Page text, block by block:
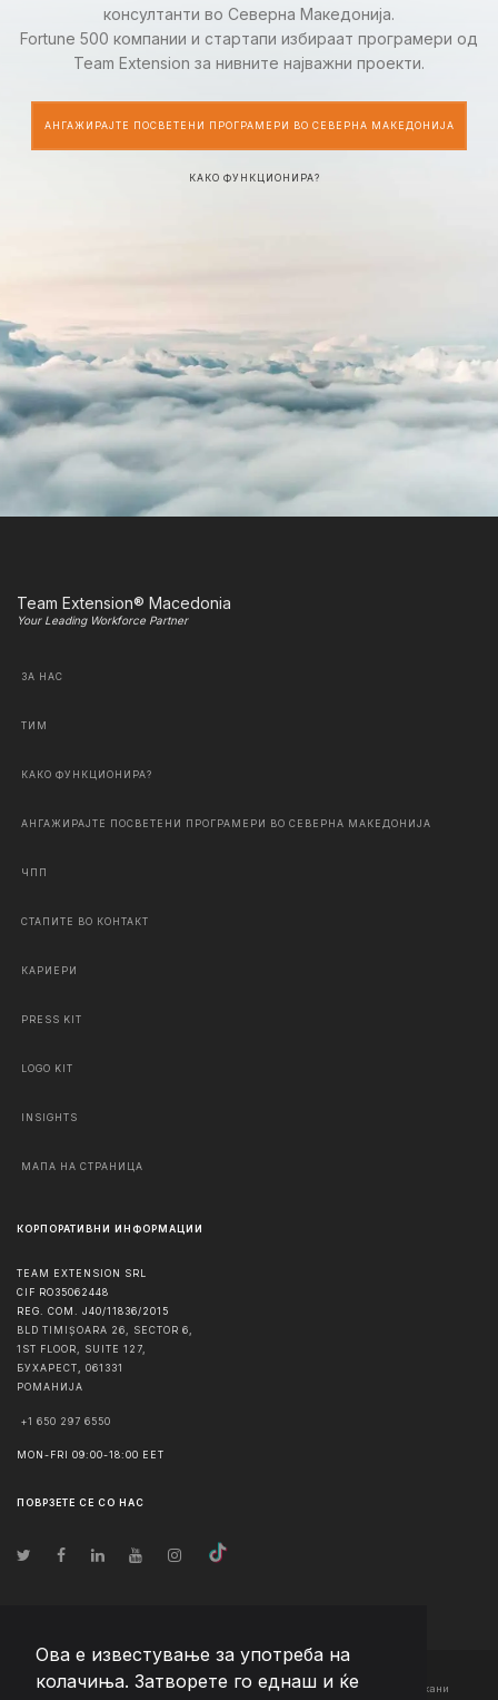
Ова е известување за употреба на
колачиња. Затворете го еднаш и ќе
консултанти во Северна Македонија.
Fortune 500 компании и стартапи избираат програмери од
Team Extension за нивните најважни проекти.
АНГАЖИРАЈТЕ ПОСВЕТЕНИ ПРОГРАМЕРИ ВО СЕВЕРНА МАКЕДОНИЈА
КАКО ФУНКЦИОНИРА?
Team Extension® Macedonia
Your Leading Workforce Partner
ЗА НАС
ТИМ
КАКО ФУНКЦИОНИРА?
АНГАЖИРАЈТЕ ПОСВЕТЕНИ ПРОГРАМЕРИ ВО СЕВЕРНА МАКЕДОНИЈА
ЧПП
СТАПИТЕ ВО КОНТАКТ
КАРИЕРИ
PRESS KIT
LOGO KIT
INSIGHTS
МАПА НА СТРАНИЦА
КОРПОРАТИВНИ ИНФОРМАЦИИ
TEAM EXTENSION SRL
CIF RO35062448
REG. COM. J40/11836/2015
BLD TIMIȘOARA 26, SECTOR 6,
1ST FLOOR, SUITE 127,
БУХАРЕСТ
061331
РОМАНИЈА
+1 650 297 6550
MON-FRI 09:00-18:00 EET
ПОВРЗЕТЕ СЕ СО НАС
© Авторско право2026 Team Extension Macedonia - Сите права задржани